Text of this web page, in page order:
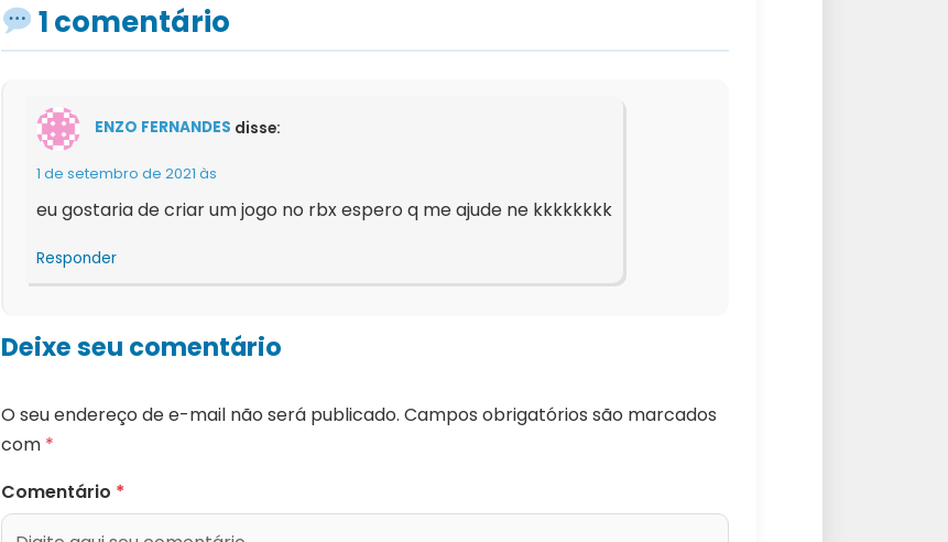
1 comentário
ENZO FERNANDES disse:
1 de setembro de 2021 às
eu gostaria de criar um jogo no rbx espero q me ajude ne kkkkkkkk
Responder
Deixe seu comentário
O seu endereço de e-mail não será publicado. Campos obrigatórios são marcados
com *
Comentário *